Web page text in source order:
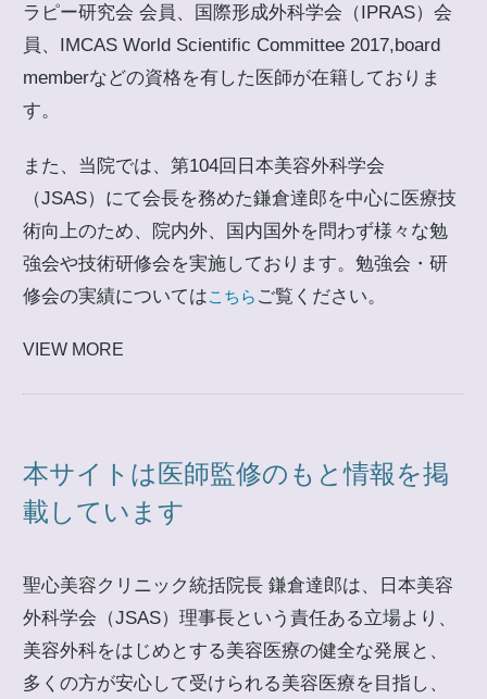
ラピー研究会 会員、国際形成外科学会（IPRAS）会
員、IMCAS World Scientific Committee 2017,board
memberなどの資格を有した医師が在籍しておりま
す。
また、当院では、第104回日本美容外科学会
（JSAS）にて会長を務めた鎌倉達郎を中心に医療技
術向上のため、院内外、国内国外を問わず様々な勉
強会や技術研修会を実施しております。勉強会・研
修会の実績についてはこちら ご覧ください。
VIEW MORE
本サイトは医師監修のもと情報を掲
載しています
聖心美容クリニック統括院長 鎌倉達郎は、日本美容
外科学会（JSAS）理事長という責任ある立場より、
美容外科をはじめとする美容医療の健全な発展と、
多くの方が安心して受けられる美容医療を目指し、